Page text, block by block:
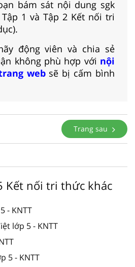
bám sát nội dung sgk
1 và Tập 2 Kết nối tri
động viên và chia sẻ
không phù hợp với nội
websẽ bị cấm bình
Trang sau
Kết nối tri thức khác
- KNTT
lớp 5 - KNTT
5 - KNTT